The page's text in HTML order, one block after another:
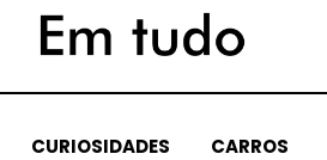
CURIOSIDADES CARROS